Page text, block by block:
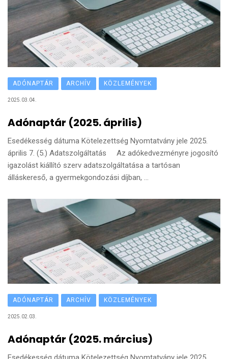
ADÓNAPTÁR ARCHÍV KÖZLEMÉNYEK
2025.03.04.
Adónaptár (2025. április)
Esedékesség dátuma Kötelezettség Nyomtatvány jele 2025.
április 7. (5.) Adatszolgáltatás Az adókedvezményre jogosító
igazolást kiállító szerv adatszolgáltatása a tartósan
álláskereső, a gyermekgondozási díjban, ...
ADÓNAPTÁR ARCHÍV KÖZLEMÉNYEK
2025.02.03.
Adónaptár (2025. március)